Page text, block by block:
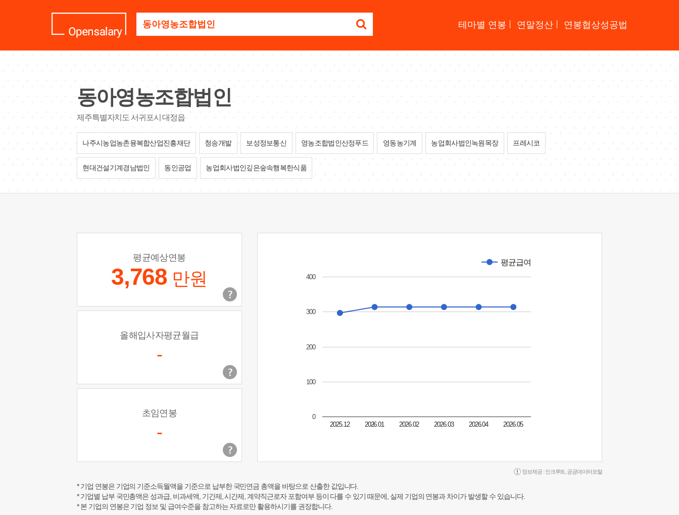
명
세
요
테마별 연봉 연말정산 연봉협상성공법
동아영농조합법인
제주특별자치도 서귀포시 대정읍
나주시농업농촌융복합산업진흥재단 청송개발 보성정보통신 영농조합법인산정푸드 영동농기계 농업회사법인녹원목장 프레시코
현대건설기계경남법인 동인공업 농업회사법인깊은숲속행복한식품
평균예상연봉
3,768 만원
올해입사자평균월급
-
초임연봉
-
평균급여
2025.12 2026.01 2026.02 2026.03 2026.04 2026.05
0
100
200
300
400
정보제공 : 인크루트 공공데이터포털
* 기업 연봉은 기업의 기준소득월액을 기준으로 납부한 국민연금 총액을 바탕으로 산출한 값입니다.
* 기업별 납부 국민총액은 성과급, 비과세액, 기간제, 시간제, 계약직근로자 포함여부 등이 다를 수 있기 때문에, 실제 기업의 연봉과 차이가 발생할 수 있습니다.
* 본 기업의 연봉은 기업 정보 및 급여수준을 참고하는 자료로만 활용하시기를 권장합니다.